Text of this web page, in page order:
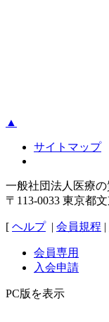
▲
サイトマップ
一般社団法人医療
〒113-0033 東京都
[ ヘルプ| 会員規程 |
会員専用
入会申請
PC版を表示